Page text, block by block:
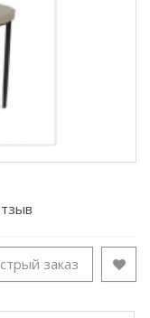
заказ